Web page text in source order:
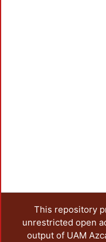
This repository
unrestricted open
output of UAM